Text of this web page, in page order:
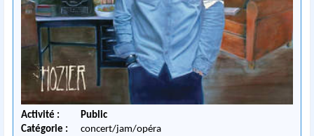
Activité :
Public
Catégorie :
concert/jam/opéra